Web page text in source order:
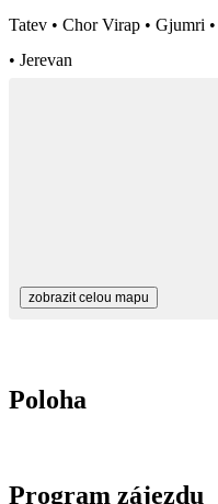
Tatev • Chor Virap • Gjumri
• Jerevan
zobrazit celou mapu
Poloha
Program zájezdu